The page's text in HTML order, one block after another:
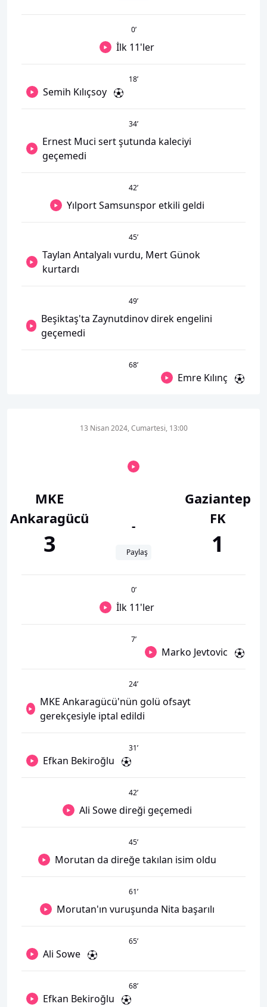
0’
İlk 11'ler
18’
Semih Kılıçsoy
34’
Ernest Muci sert şutunda kaleciyi
geçemedi
42’
Yılport Samsunspor etkili geldi
45’
Taylan Antalyalı vurdu, Mert Günok
kurtardı
49’
Beşiktaş'ta Zaynutdinov direk engelini
geçemedi
68’
Emre Kılınç
MKE
Ankaragücü
3
13 Nisan 2024, Cumartesi, 13:00
-
Paylaş
Gaziantep
FK
1
0’
İlk 11'ler
7’
Marko Jevtovic
24’
MKE Ankaragücü'nün golü ofsayt
gerekçesiyle iptal edildi
31’
Efkan Bekiroğlu
42’
Ali Sowe direği geçemedi
45’
Morutan da direğe takılan isim oldu
61’
Morutan'ın vuruşunda Nita başarılı
65’
Ali Sowe
68’
Efkan Bekiroğlu